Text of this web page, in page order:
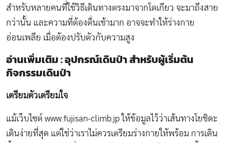
สำหรับหลายคนที่ใช้วิธีเดินทางตรงมาจากโตเกียว จะมาถึงสาย
กว่านั้น และความที่ต้องตื่นเช้ามาก อาจจะทำให้ร่างกาย
อ่อนเพลีย เมื่อต้องปรับตัวกับความสูง
อ่านเพิ่มเติม : อุปกรณ์เดินป่า สำหรับผู้เริ่มต้น
กิจกรรมเดินป่า
เตรียมตัวเตรียมใจ
แม้เว็บไซต์ www.fujisan-climb.jp ให้ข้อมูลไว้ว่าเส้นทางโยชิดะ
เดินง่ายที่สุด แต่ใช่ว่าเราไม่ควรเตรียมร่างกายให้พร้อม การเดิน